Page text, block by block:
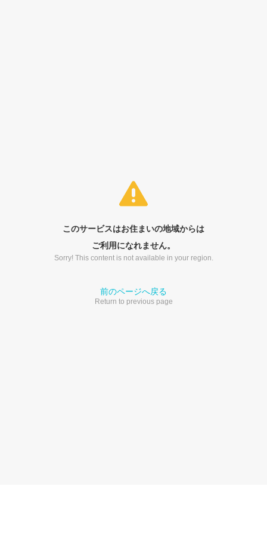
このサービスはお住まいの地域からは
ご利用になれません。
Sorry! This content is not available in your region.
前のページへ戻る
Return to previous page